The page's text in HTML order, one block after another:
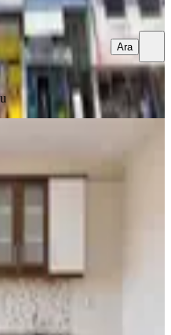
Ara
Beydağı Mahallesi
Kat
₺